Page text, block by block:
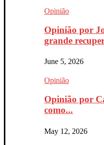
Opinião
Opinião por
grande
June 5, 2026
Opinião
Opinião por
como...
May 12, 2026